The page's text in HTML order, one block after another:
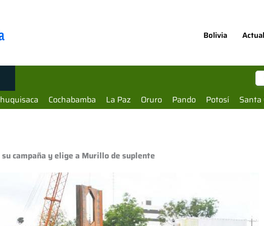
Bolivia
Cochabamba La Paz Oruro Pando Potosí Santa
campaña y elige a Murillo de suplente